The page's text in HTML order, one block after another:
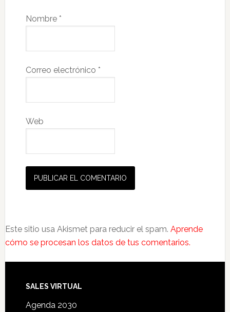
Nombre *
Correo electrónico *
Web
Este sitio usa Akismet para reducir el spam. Aprende
cómo se procesan los datos de tus comentarios.
SALES VIRTUAL
Agenda 2030